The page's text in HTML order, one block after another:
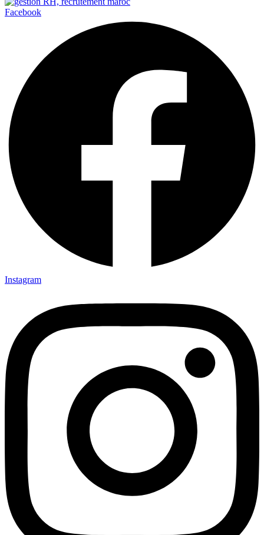
Facebook
Instagram